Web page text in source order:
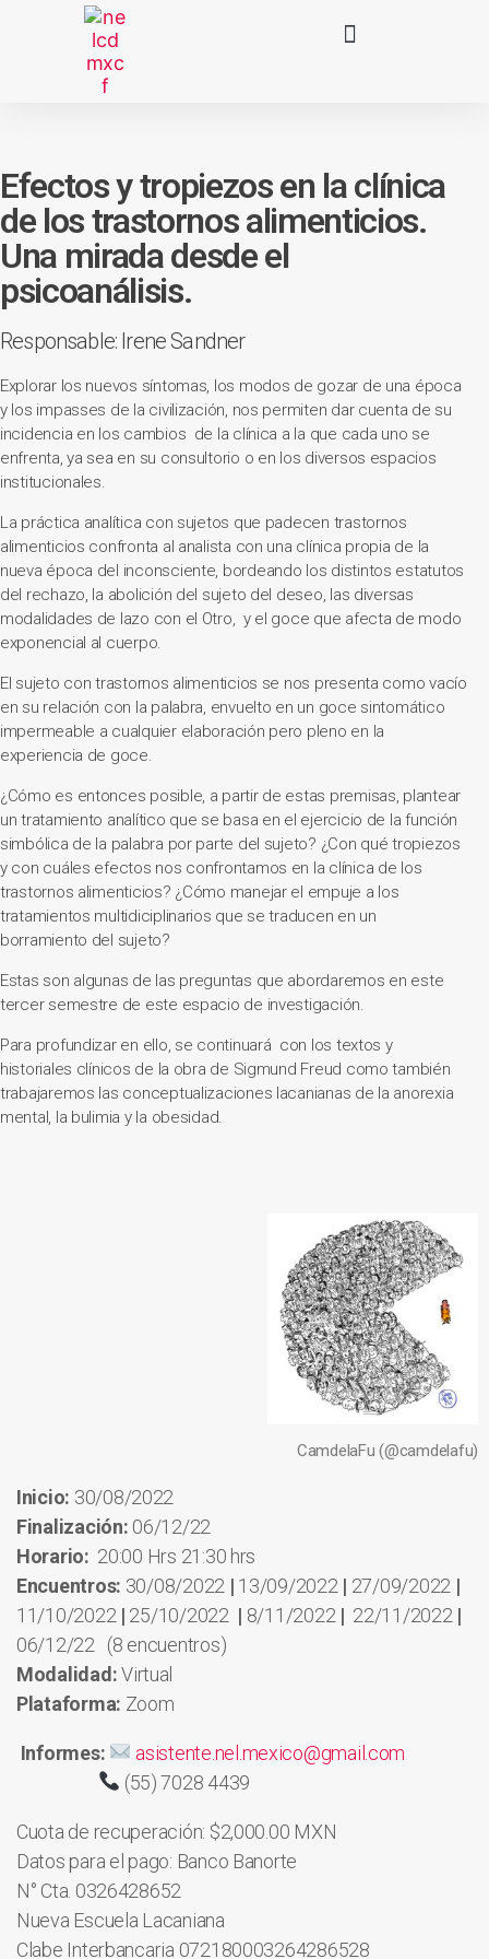
Efectos y tropiezos en la clínica
de los trastornos alimenticios.
Una mirada desde el
psicoanálisis.
Responsable: Irene Sandner
Explorar los nuevos síntomas, los modos de gozar de una época
y los impasses de la civilización, nos permiten dar cuenta de su
incidencia en los cambios de la clínica a la que cada uno se
enfrenta, ya sea en su consultorio o en los diversos espacios
institucionales.
La práctica analítica con sujetos que padecen trastornos
alimenticios confronta al analista con una clínica propia de la
nueva época del inconsciente, bordeando los distintos estatutos
del rechazo, la abolición del sujeto del deseo, las diversas
modalidades de lazo con el Otro, y el goce que afecta de modo
exponencial al cuerpo.
El sujeto con trastornos alimenticios se nos presenta como vacío
en su relación con la palabra, envuelto en un goce sintomático
impermeable a cualquier elaboración pero pleno en la
experiencia de goce.
¿Cómo es entonces posible, a partir de estas premisas, plantear
un tratamiento analítico que se basa en el ejercicio de la función
simbólica de la palabra por parte del sujeto? ¿Con qué tropiezos
y con cuáles efectos nos confrontamos en la clínica de los
trastornos alimenticios? ¿Cómo manejar el empuje a los
tratamientos multidiciplinarios que se traducen en un
borramiento del sujeto?
Estas son algunas de las preguntas que abordaremos en este
tercer semestre de este espacio de investigación.
Para profundizar en ello, se continuará con los textos y
historiales clínicos de la obra de Sigmund Freud como también
trabajaremos las conceptualizaciones lacanianas de la anorexia
mental, la bulimia y la obesidad.
CamdelaFu (@camdelafu)
Inicio: 30/08/2022
Finalización: 06/12/22
Horario: 20:00 Hrs 21:30 hrs
Encuentros: 30/08/2022 | 13/09/2022 | 27/09/2022 |
11/10/2022 | 25/10/2022 | 8/11/2022 | 22/11/2022 |
06/12/22 (8 encuentros)
Modalidad:Virtual
Plataforma: Zoom
Informes:
asistente.nel.mexico@gmail.com
(55) 7028 4439
Cuota de recuperación: $2,000.00 MXN
Datos para el pago: Banco Banorte
N° Cta. 0326428652
Nueva Escuela Lacaniana
Clabe Interbancaria 072180003264286528